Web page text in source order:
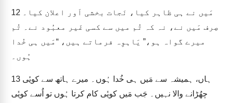
12
صِرف مَیں نے، نہ کہ تُم میں سے کسی غَیر معبُود نے۔ تُم
میرے گواہ ہو،” یَاہوِہ فرماتے ہیں، “مَیں ہی خُدا
ہُوں۔
13
چھُڑانے والا نہیں۔ جَب مَیں کویٔی کام کرتا ہُوں تو اُسے کویٔی